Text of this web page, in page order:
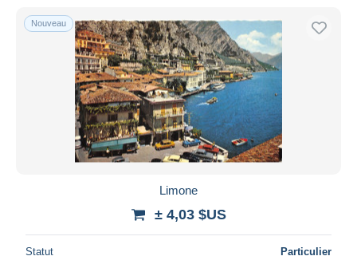
Nouveau
Limone
± 4,03 $US
Statut Particulier